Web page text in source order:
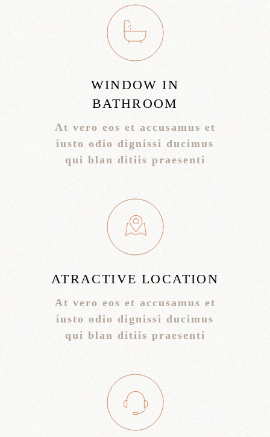
WINDOW IN
BATHROOM
At vero eos et accusamus et
iusto odio dignissi ducimus
qui blan ditiis praesenti
ATRACTIVE LOCATION
At vero eos et accusamus et
iusto odio dignissi ducimus
qui blan ditiis praesenti